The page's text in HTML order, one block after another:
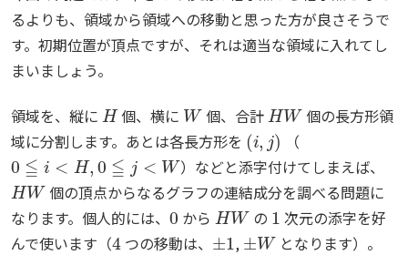
るよりも、領域から領域への移動と思った方が良さそうで
す。初期位置が頂点ですが、それは適当な領域に入れてし
まいましょう。
領域を、縦に 個、横に 個、合計
個の長方形領
域に分割します。あとは各長方形を
(i, )
（
0≦i<H,0≦ j<W
）などと添字付けてしまえば、
H W
個の頂点からなるグラフの連結成分を調べる問題に
なります。個人的には、
0
から
HW
の
1
次元の添字を好
んで使います（
4
つの移動は、
±1
,
±W
となります）。